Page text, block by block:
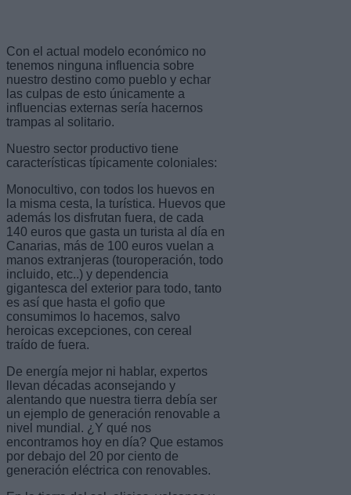
Con el actual modelo económico no
tenemos ninguna influencia sobre
nuestro destino como pueblo y echar
las culpas de esto únicamente a
influencias externas sería hacernos
trampas al solitario.
Nuestro sector productivo tiene
características típicamente coloniales:
Monocultivo, con todos los huevos en
la misma cesta, la turística. Huevos que
además los disfrutan fuera, de cada
140 euros que gasta un turista al día en
Canarias, más de 100 euros vuelan a
manos extranjeras (touroperación, todo
incluido, etc..) y dependencia
gigantesca del exterior para todo, tanto
es así que hasta el gofio que
consumimos lo hacemos, salvo
heroicas excepciones, con cereal
traído de fuera.
De energía mejor ni hablar, expertos
llevan décadas aconsejando y
alentando que nuestra tierra debía ser
un ejemplo de generación renovable a
nivel mundial. ¿Y qué nos
encontramos hoy en día? Que estamos
por debajo del 20 por ciento de
generación eléctrica con renovables.